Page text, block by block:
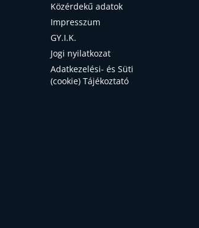
Közérdekű adatok
Impresszum
GY.I.K.
Jogi nyilatkozat
Adatkezelési- és Süti
(cookie) Tájékoztató